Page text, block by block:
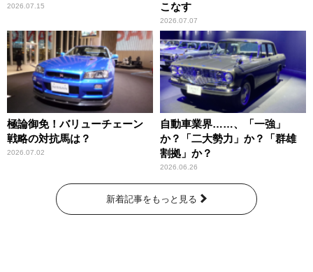
2026.07.15
こなす
2026.07.07
極論御免！バリューチェーン
戦略の対抗馬は？
2026.07.02
自動車業界……、「一強」
か？「二大勢力」か？「群雄
割拠」か？
2026.06.26
新着記事をもっと見る